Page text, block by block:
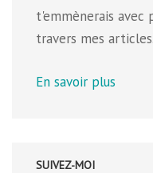
t'emmènerais avec
travers mes
En savoir plus
SUIVEZ-MOI